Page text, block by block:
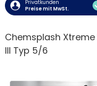
Privatkunden
Preise mit MwSt.
Chemsplash
III Typ 5/6